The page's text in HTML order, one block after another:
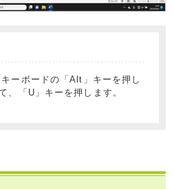
ーボードの「Alt」キーを押し
、「U」キーを押します。